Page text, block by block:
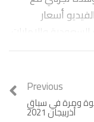
أسعار
العربية السعودية والإمارات
والأردن والمغرب
Previous
حلوة ومرة في سباق
أذربيجان 2021